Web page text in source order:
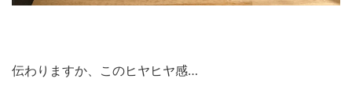
伝わりますか、このヒヤヒヤ感…